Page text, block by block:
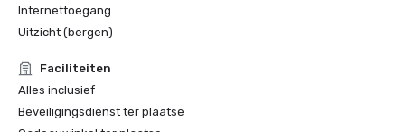
Internettoegang
Uitzicht (bergen)
Faciliteiten
Alles inclusief
Beveiligingsdienst ter plaatse